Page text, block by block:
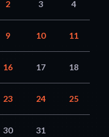
2 3 4
9 10 11
16 17 18
23 24 25
30 31